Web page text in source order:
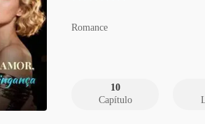
Romance
10
Capítulo